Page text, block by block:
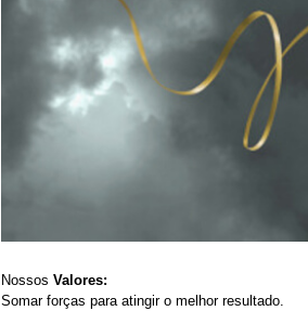
Nossos Valores:
Somar forças para atingir o melhor resultado.